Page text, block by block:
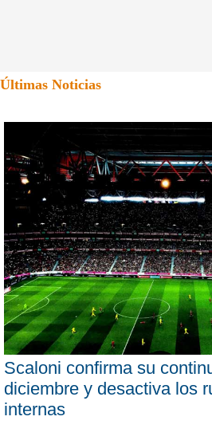
Últimas Noticias
Scaloni confirma su
diciembre y desactiva los
internas